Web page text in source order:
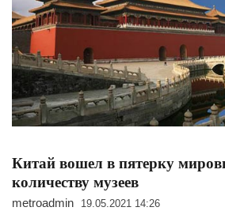
Китай вошел в пятерку
количеству музеев
metroadmin 19.05.2021 14:26